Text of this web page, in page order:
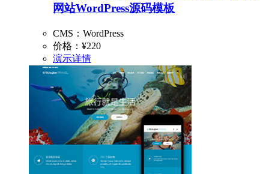
网站WordPress源码模板
CMS：WordPress
价格： ¥220
演示详情